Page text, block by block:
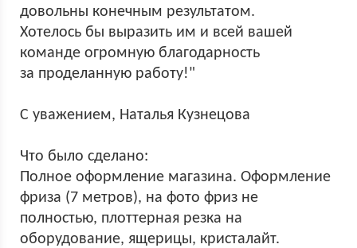
довольны конечным результатом.
Хотелось бы выразить им и всей вашей
команде огромную благодарность
за проделанную работу!"
С уважением, Наталья Кузнецова
Что было сделано:
Полное оформление магазина. Оформление
фриза (7 метров), на фото фриз не
полностью, плоттерная резка на
оборудование, ящерицы, кристалайт.